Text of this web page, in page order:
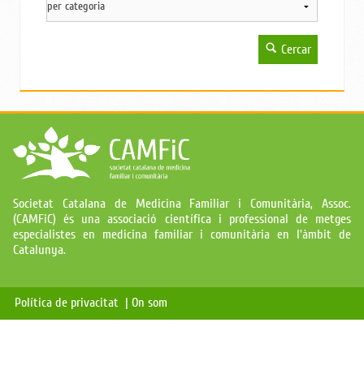
Cercar
Societat Catalana de Medicina Familiar i Comunitària, Assoc.
(CAMFiC) és una associació científica i professional de metges
especialistes en medicina familiar i comunitària en l'àmbit de
Catalunya.
Política de privacitat | On som